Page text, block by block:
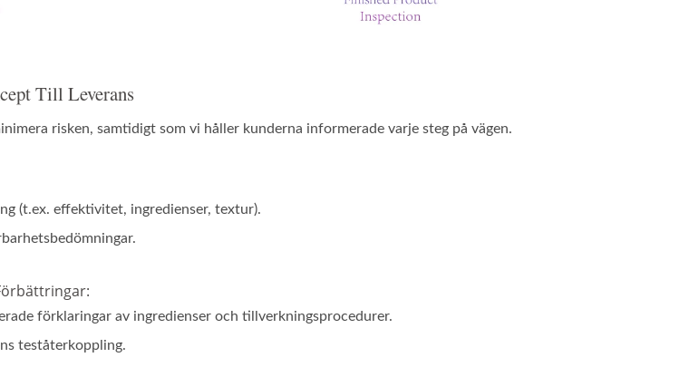
Till Leverans
risken, samtidigt som vi håller kunderna informerade varje steg på vägen.
(t.ex. effektivitet, ingredienser, textur).
förklaringar av ingredienser och tillverkningsprocedurer.
teståterkoppling.